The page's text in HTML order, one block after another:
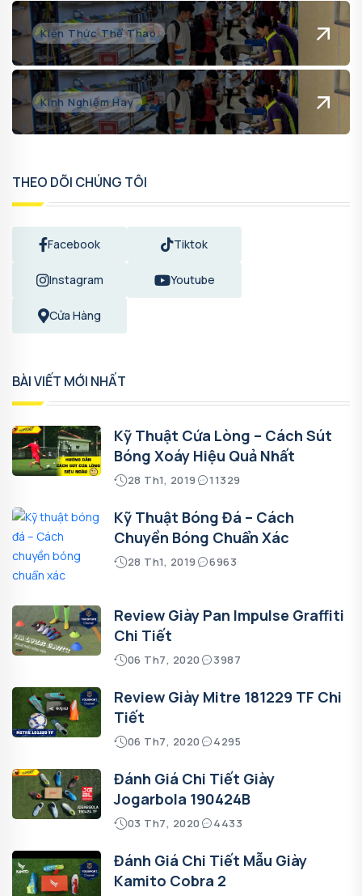
Kiến Thức Thể Thao
Kinh Nghiệm Hay
THEO DÕI CHÚNG TÔI
Facebook Tiktok
Instagram Youtube
Cửa Hàng
BÀI VIẾT MỚI NHẤT
Kỹ Thuật Cứa Lòng – Cách Sút
Bóng Xoáy Hiệu Quả Nhất
28 Th1, 2019 11329
Kỹ Thuật Bóng Đá – Cách
Chuyền Bóng Chuẩn Xác
28 Th1, 2019 6963
Review Giày Pan Impulse Graffiti
Chi Tiết
06 Th7, 2020 3987
Review Giày Mitre 181229 TF Chi
Tiết
06 Th7, 2020 4295
Đánh Giá Chi Tiết Giày
Jogarbola 190424B
03 Th7, 2020 4433
Đánh Giá Chi Tiết Mẫu Giày
Kamito Cobra 2